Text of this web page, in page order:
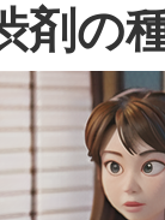
剤の